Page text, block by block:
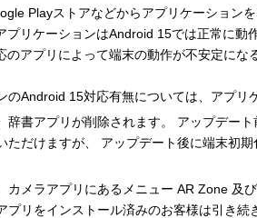
Playストアなどからアプリケーションを
リケーションはAndroid 15では正常に動
アプリによって端末の動作が不安定にな
Android 15対応有無については、アプリ
辞書アプリが削除されます。 アップデー
ただけますが、 アップデート後に端末初
カメラアプリにあるメニュー AR Zone 及
プリをインストール済みのお客様は引き続